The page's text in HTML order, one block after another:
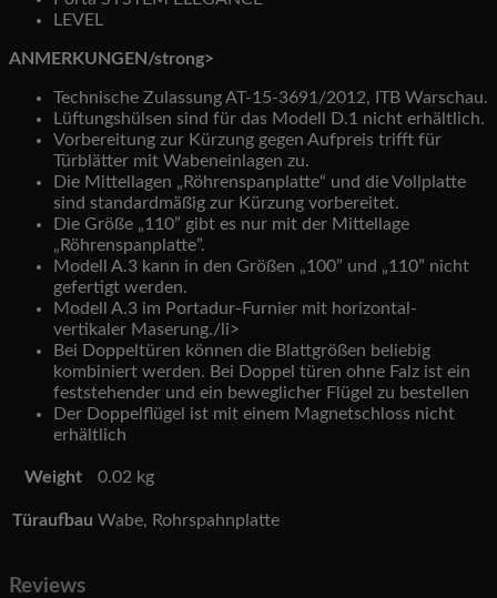
LEVEL
ANMERKUNGEN/strong>
Technische Zulassung AT-15-3691/2012, ITB Warschau.
Lüftungshülsen sind für das Modell D.1 nicht erhältlich.
Vorbereitung zur Kürzung gegen Aufpreis trifft für
Türblätter mit Wabeneinlagen zu.
Die Mittellagen „Röhrenspanplatte“ und die Vollplatte
sind standardmäßig zur Kürzung vorbereitet.
Die Größe „110” gibt es nur mit der Mittellage
„Röhrenspanplatte”.
Modell A.3 kann in den Größen „100” und „110” nicht
gefertigt werden.
Modell A.3 im Portadur-Furnier mit horizontal-
vertikaler Maserung./li>
Bei Doppeltüren können die Blattgrößen beliebig
kombiniert werden. Bei Doppel türen ohne Falz ist ein
feststehender und ein beweglicher Flügel zu bestellen
Der Doppelflügel ist mit einem Magnetschloss nicht
erhältlich
Weight 0.02 kg
Türaufbau Wabe, Rohrspahnplatte
Reviews